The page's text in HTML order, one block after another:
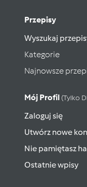
Przepisy
Wyszukaj
Kategorie
Najnowsze
Mój Profil (tylko
Zaloguj się
Utwórz nowe
Nie pamiętasz
Ostatnie wpisy